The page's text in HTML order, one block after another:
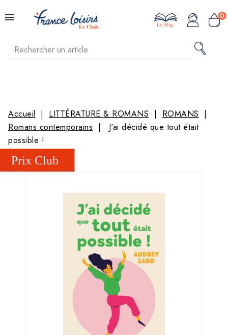
0
Le Mag
Accueil LITTÉRATURE & ROMANS
ROMANS
Romans contemporains
J'ai décidé que tout était
possible !